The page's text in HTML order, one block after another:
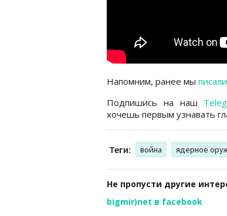
Напомним, ранее мы писали
Подпишись на наш
хочешь первым узнавать
Теги: война ядерное
Не пропусти другие
bigmir)net в facebook